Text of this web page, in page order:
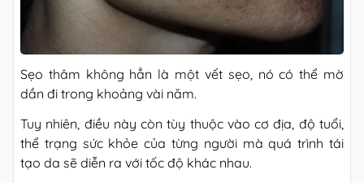
Sẹo thâm không hẳn là một vết sẹo, nó có thể mờ
dần đi trong khoảng vài năm.
Tuy nhiên, điều này còn tùy thuộc vào cơ địa, độ tuổi,
thể trạng sức khỏe của từng người mà quá trình tái
tạo da sẽ diễn ra với tốc độ khác nhau.